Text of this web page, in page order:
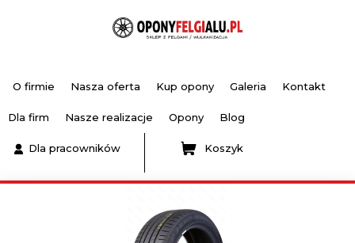
O firmie Nasza oferta Kup opony Galeria Kontakt
Dla firm Nasze realizacje Opony Blog
Dla pracowników Koszyk